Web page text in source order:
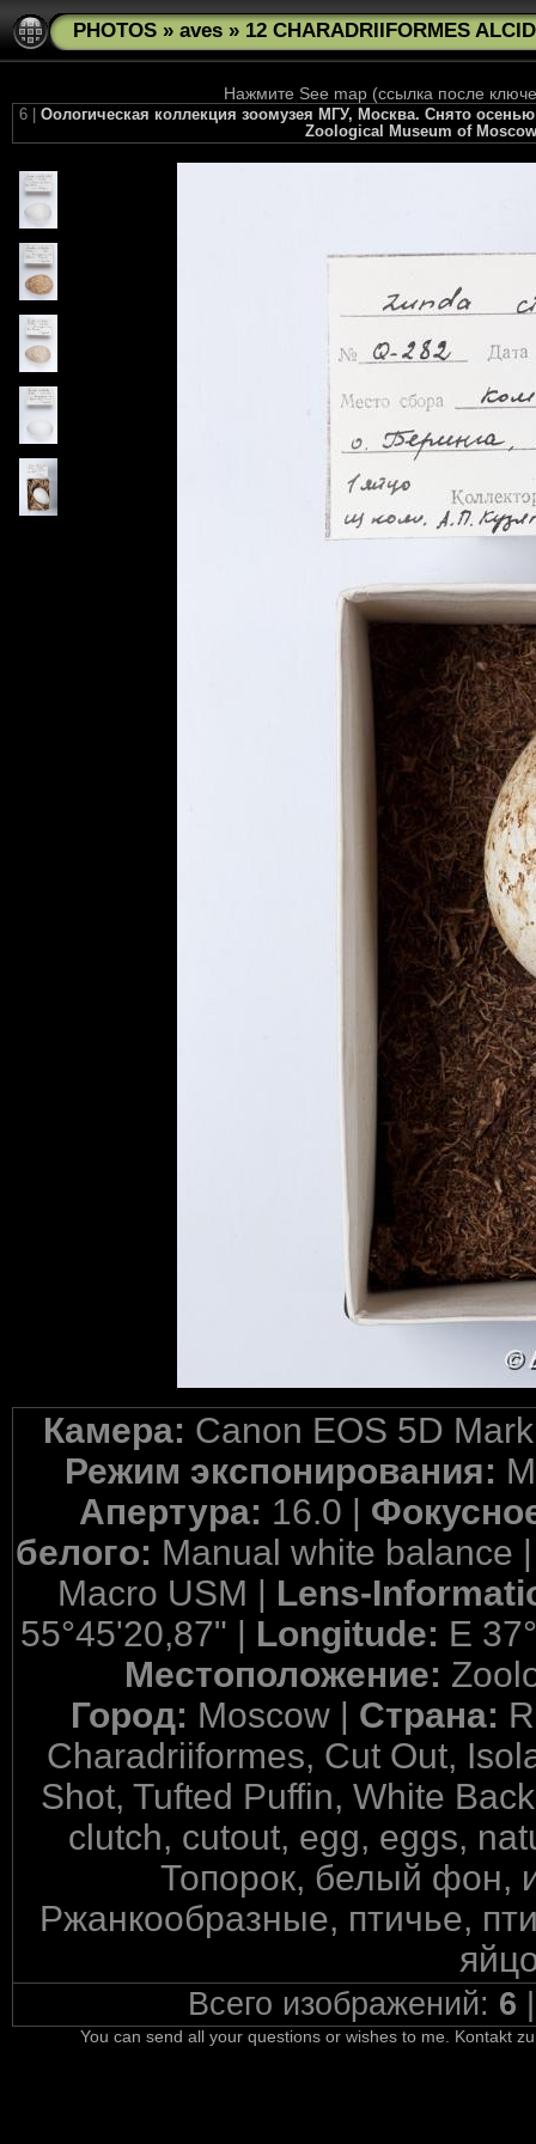
PHOTOS » aves » 12 CHARADRIIFORMES
Нажмите See map (ссылка после
6 | Оологическая коллекция зоомузея МГУ, Москва. Снято
Zoological Museum of
Камера: Canon EOS 5D
Режим экспонирования:
Апертура: 16.0 |
белого: Manual white balance
Macro USM | Lens-
55°45'20,87" | Longitude: E
Местоположение:
Город: Moscow | Страна:
Charadriiformes, Cut Out,
Shot, Tufted Puffin, White
clutch, cutout, egg, eggs,
Топорок, белый фон,
Ржанкообразные, птичье,
Всего изображений: 6
You can send all your questions or wishes to me. Kontakt